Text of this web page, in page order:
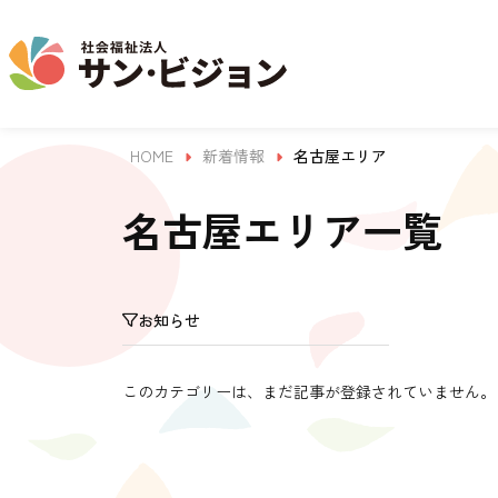
地域から探す
学童保育事業
東山公園
法人について
法人の取り組み
お問い合わせHOME 新着情報 名古屋エリア
名古屋エリア一覧
お知らせ
このカテゴリーは、まだ記事が登録されていません。